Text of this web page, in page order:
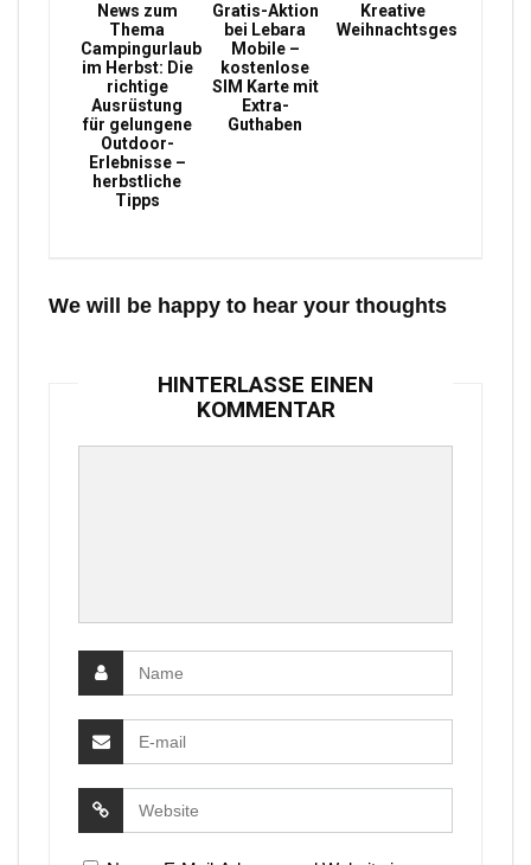
News zum
Thema
Campingurlaub
im Herbst: Die
richtige
Ausrüstung
für gelungene
Outdoor-
Erlebnisse –
herbstliche
Tipps
Gratis-Aktion
bei Lebara
Mobile –
kostenlose
SIM Karte mit
Extra-
Guthaben
Kreative
Weihnachtsgeschenke
We will be happy to hear your thoughts
HINTERLASSE EINEN
KOMMENTAR